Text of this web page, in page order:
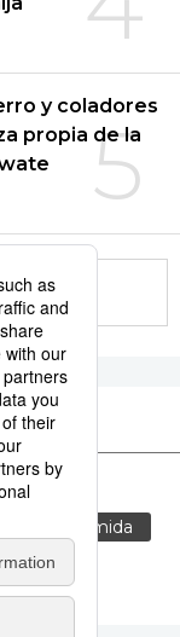
5
y coladores
propia de la
cortesía
comida